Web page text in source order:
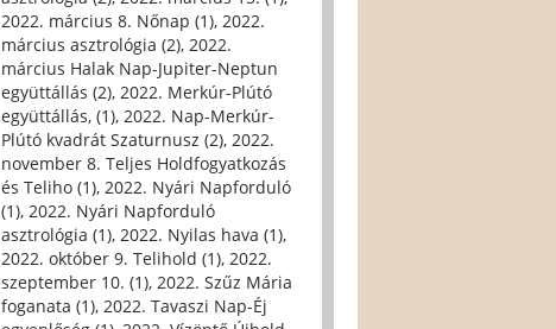
2022. március 8. Nőnap (1), 2022.
március asztrológia (2), 2022.
március Halak Nap-Jupiter-Neptun
együttállás (2), 2022. Merkúr-Plútó
együttállás, (1), 2022. Nap-Merkúr-
Plútó kvadrát Szaturnusz (2), 2022.
november 8. Teljes Holdfogyatkozás
és Teliho (1), 2022. Nyári Napforduló
(1), 2022. Nyári Napforduló
asztrológia (1), 2022. Nyilas hava (1),
2022. október 9. Telihold (1), 2022.
szeptember 10. (1), 2022. Szűz Mária
foganata (1), 2022. Tavaszi Nap-Éj